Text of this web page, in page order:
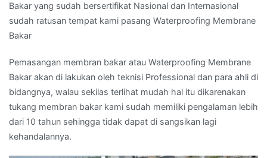
Bakar yang sudah bersertifikat Nasional dan Internasional
sudah ratusan tempat kami pasang Waterproofing Membrane
Bakar
Pemasangan membran bakar atau Waterproofing Membrane
Bakar akan di lakukan oleh teknisi Professional dan para ahli di
bidangnya, walau sekilas terlihat mudah hal itu dikarenakan
tukang membran bakar kami sudah memiliki pengalaman lebih
dari 10 tahun sehingga tidak dapat di sangsikan lagi
kehandalannya.